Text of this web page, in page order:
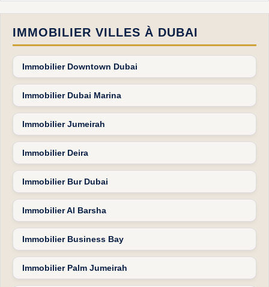
IMMOBILIER VILLES À DUBAI
Immobilier Downtown Dubai
Immobilier Dubai Marina
Immobilier Jumeirah
Immobilier Deira
Immobilier Bur Dubai
Immobilier Al Barsha
Immobilier Business Bay
Immobilier Palm Jumeirah